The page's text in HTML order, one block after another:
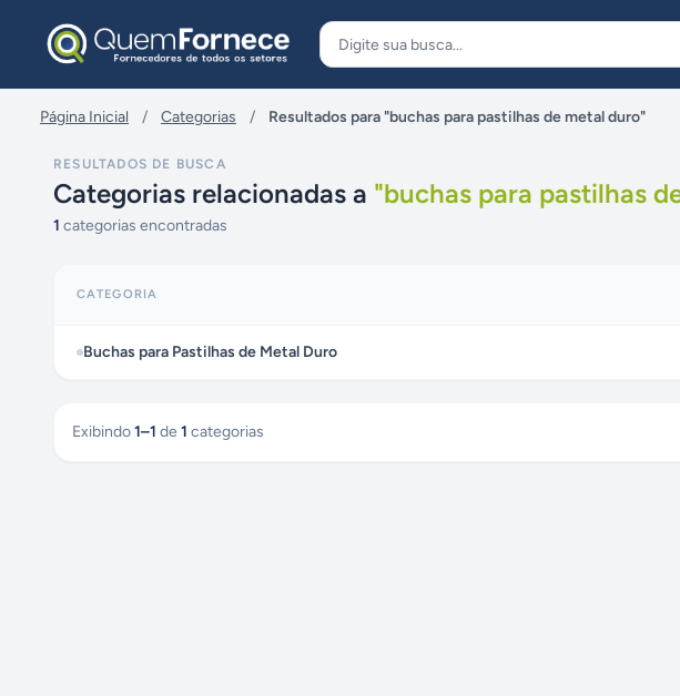
Página Inicial / Categorias / Resultados para "buchas para pastilhas de metal duro"
RESULTADOS DE BUSCA
Categorias relacionadas a "buchas para pastilhas
1 categorias encontradas
CATEGORIA
Buchas para Pastilhas de Metal Duro
Exibindo1–1 de 1 categorias